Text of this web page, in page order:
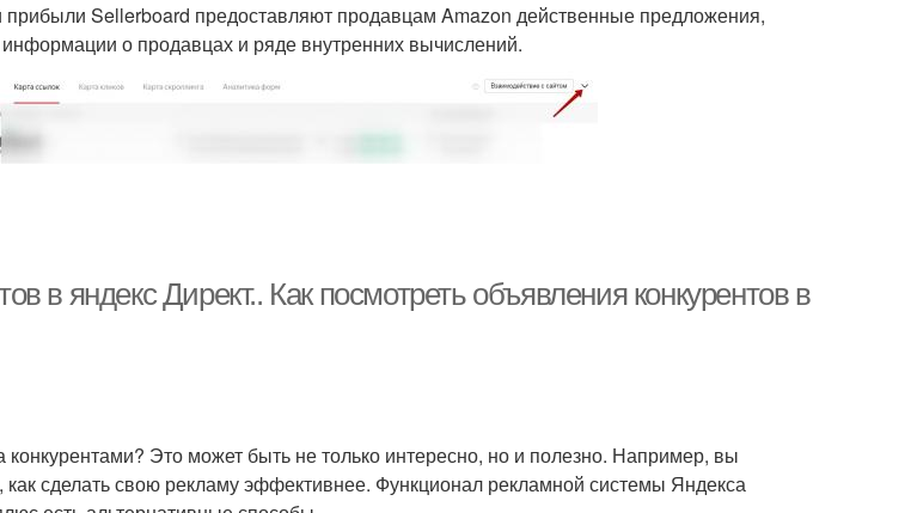
прибыли Sellerboard предоставляют продавцам Amazon действенные предложения,
о продавцах и ряде внутренних вычислений.
в яндекс Директ.. Как посмотреть объявления конкурентов в
конкурентами? Это может быть не только интересно, но и полезно. Например, вы
как сделать свою рекламу эффективнее. Функционал рекламной системы Яндекса